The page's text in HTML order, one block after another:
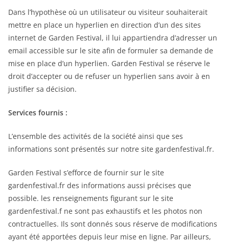
Dans l’hypothèse où un utilisateur ou visiteur souhaiterait
mettre en place un hyperlien en direction d’un des sites
internet de Garden Festival, il lui appartiendra d’adresser un
email accessible sur le site afin de formuler sa demande de
mise en place d’un hyperlien. Garden Festival se réserve le
droit d’accepter ou de refuser un hyperlien sans avoir à en
justifier sa décision.
Services fournis :
L’ensemble des activités de la société ainsi que ses
informations sont présentés sur notre site gardenfestival.fr.
Garden Festival s’efforce de fournir sur le site
gardenfestival.fr des informations aussi précises que
possible. les renseignements figurant sur le site
gardenfestival.f ne sont pas exhaustifs et les photos non
contractuelles. Ils sont donnés sous réserve de modifications
ayant été apportées depuis leur mise en ligne. Par ailleurs,